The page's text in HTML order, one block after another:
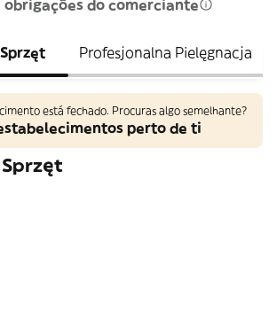
obrigações do comerciante
Profesjonalna Pielęgnacja
está fechado. Procuras algo semelhante?
perto de ti